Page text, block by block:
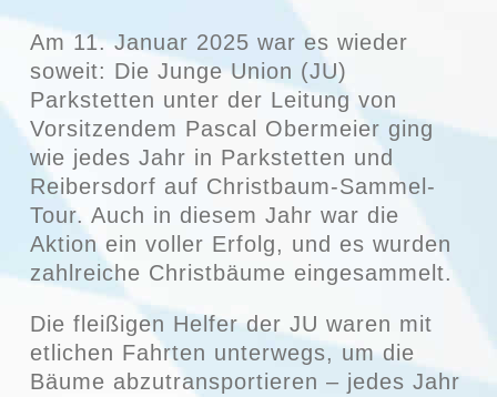
Am 11. Januar 2025 war es wieder
soweit: Die Junge Union (JU)
Parkstetten unter der Leitung von
Vorsitzendem Pascal Obermeier ging
wie jedes Jahr in Parkstetten und
Reibersdorf auf Christbaum-Sammel-
Tour. Auch in diesem Jahr war die
Aktion ein voller Erfolg, und es wurden
zahlreiche Christbäume eingesammelt.
Die fleißigen Helfer der JU waren mit
etlichen Fahrten unterwegs, um die
Bäume abzutransportieren – jedes Jahr